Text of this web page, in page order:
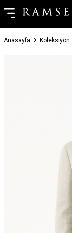
Anasayfa Koleksiyon